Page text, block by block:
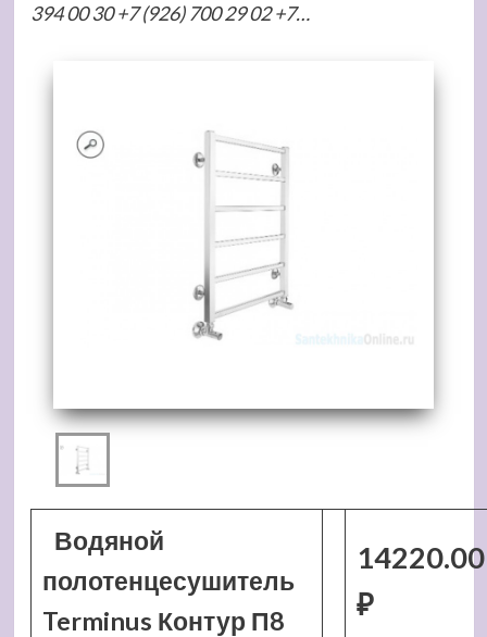
394 00 30 +7 (926) 700 29 02 +7…
Водяной
полотенцесушитель
Terminus Контур П8
14220.00
₽